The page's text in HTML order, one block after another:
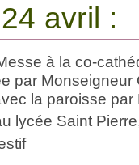
avril :
à la co-
par
la paroisse
lycée Saint